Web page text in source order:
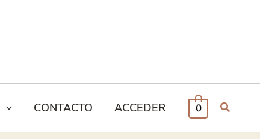
CONTACTO ACCEDER 0